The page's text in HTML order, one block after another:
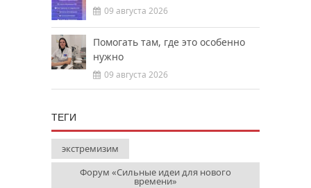
09 августа 2026
Помогать там, где это особенно
нужно
09 августа 2026
ТЕГИ
экстремизим
Форум «Сильные идеи для нового
времени»